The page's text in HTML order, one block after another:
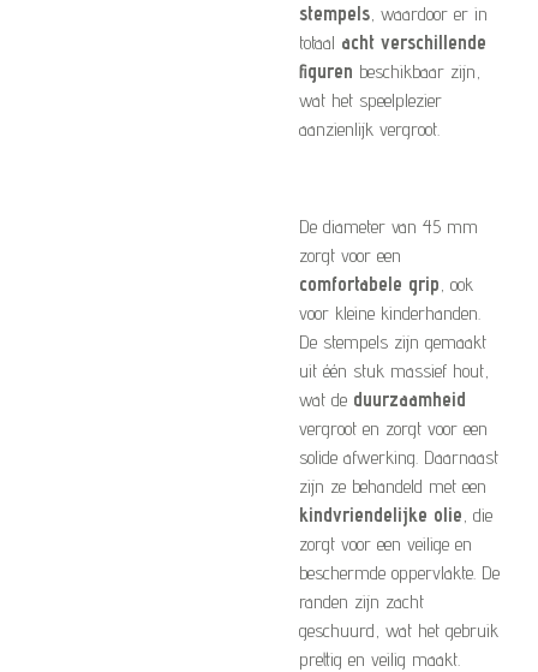
stempels, waardoor er in
totaal acht verschillende
figuren beschikbaar zijn,
wat het speelplezier
aanzienlijk vergroot.
De diameter van 45 mm
zorgt voor een
comfortabele grip , ook
voor kleine kinderhanden.
De stempels zijn gemaakt
uit één stuk massief hout,
wat de duurzaamheid
vergroot en zorgt voor een
solide afwerking. Daarnaast
zijn ze behandeld met een
kindvriendelijke olie , die
zorgt voor een veilige en
beschermde oppervlakte. De
randen zijn zacht
geschuurd, wat het gebruik
prettig en veilig maakt.